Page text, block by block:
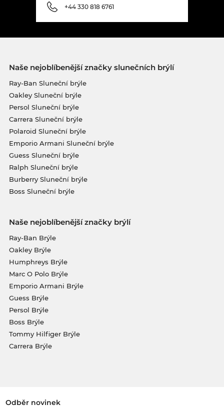
+44 330 818 6761
Naše nejoblíbenější značky slunečních brýlí
Ray-Ban Sluneční brýle
Oakley Sluneční brýle
Persol Sluneční brýle
Carrera Sluneční brýle
Polaroid Sluneční brýle
Emporio Armani Sluneční brýle
Guess Sluneční brýle
Ralph Sluneční brýle
Burberry Sluneční brýle
Boss Sluneční brýle
Naše nejoblíbenější značky brýlí
Ray-Ban Brýle
Oakley Brýle
Humphreys Brýle
Marc O Polo Brýle
Emporio Armani Brýle
Guess Brýle
Persol Brýle
Boss Brýle
Tommy Hilfiger Brýle
Carrera Brýle
Odběr novinek